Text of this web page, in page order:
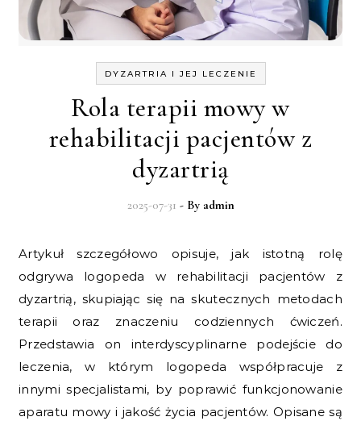
DYZARTRIA I JEJ LECZENIE
Rola terapii mowy w
rehabilitacji pacjentów z
dyzartrią
2025-07-31 - By admin
Artykuł szczegółowo opisuje, jak istotną rolę
odgrywa logopeda w rehabilitacji pacjentów z
dyzartrią, skupiając się na skutecznych metodach
terapii oraz znaczeniu codziennych ćwiczeń.
Przedstawia on interdyscyplinarne podejście do
leczenia, w którym logopeda współpracuje z
innymi specjalistami, by poprawić funkcjonowanie
aparatu mowy i jakość życia pacjentów. Opisane są